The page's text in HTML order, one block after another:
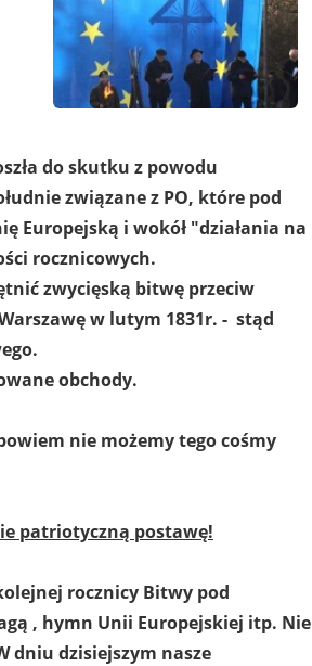
do skutku z powodu
związane z PO, które pod
Europejską i wokół "działania na
rocznicowych.
zwycięską bitwę przeciw
w lutym 1831r. - stąd
obchody.
nie możemy tego cośmy
patriotyczną postawę!
rocznicy Bitwy pod
, hymn Unii Europejskiej itp. Nie
dniu dzisiejszym nasze